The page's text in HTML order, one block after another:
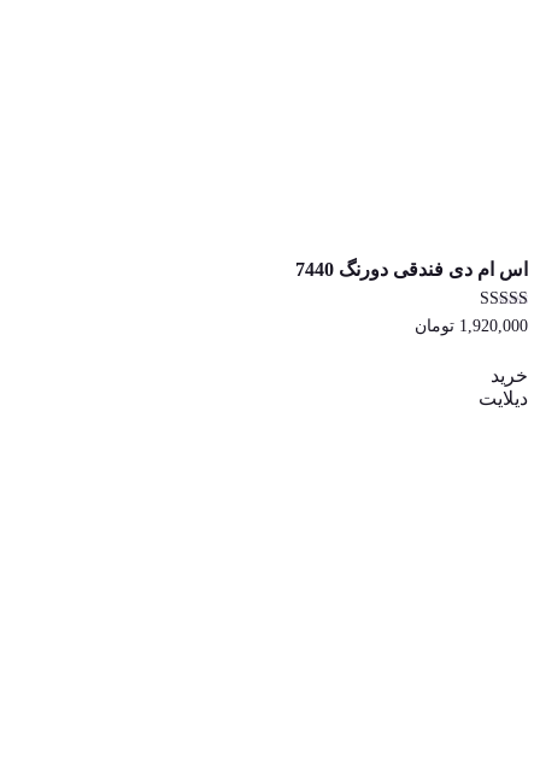
اس ام دی فندقی دورنگ 7440
امتیاز
4.33
1,920,000 تومان
خرید
دیلایت